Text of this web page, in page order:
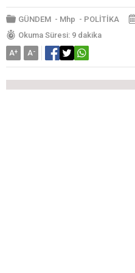
GÜNDEM - Mhp - POLİTİKA
Okuma Süresi: 9 dakika
A+ A-